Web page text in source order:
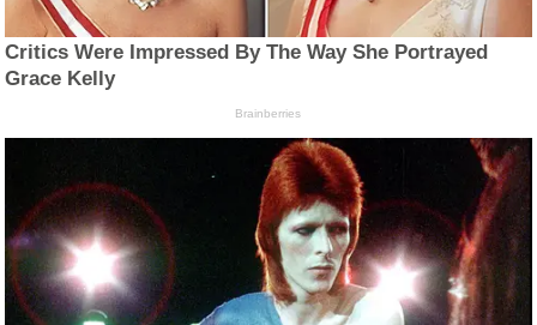
Critics Were Impressed By The Way She Portrayed
Grace Kelly
Brainberries